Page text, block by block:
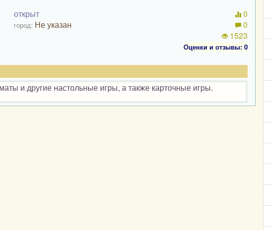
открыт
город: Не указан
0
0
1523
Оценки и отзывы: 0
и другие настольные игры, а также карточные игры.